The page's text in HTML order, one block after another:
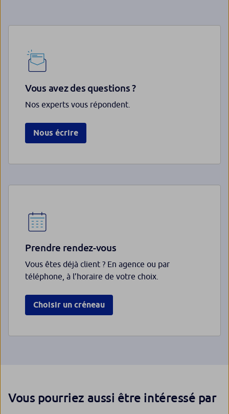
Vous avez des questions ?
Nos experts vous répondent.
Nous écrire
Prendre rendez-vous
Vous êtes déjà client ? En agence ou par
téléphone, à l’horaire de votre choix.
Choisir un créneau
Vous pourriez aussi être intéressé par